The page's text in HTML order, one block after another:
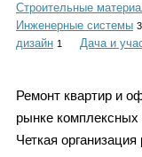
Строительные
Инженерные системы 3
дизайн 1 Дача и
Ремонт квартир и
рынке комплексных
Четкая